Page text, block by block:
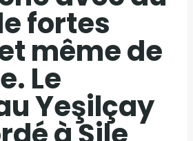
fortes
même de
Le
Yeşilçay